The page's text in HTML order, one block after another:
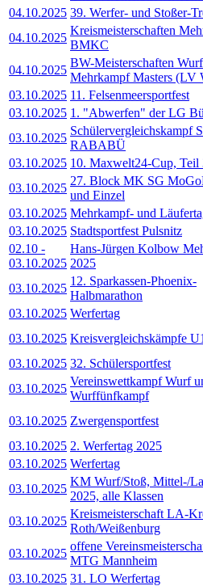
04.10.2025 39. Werfer- und Stoßer-
04.10.2025
Kreismeisterschaften
BMKC
04.10.2025
BW-Meisterschaften
Mehrkampf Masters (LV
03.10.2025 11. Felsenmeersportfest
03.10.2025 1. "Abwerfen" der LG
03.10.2025
Schülervergleichskampf
RABABÜ
03.10.2025 10. Maxwelt24-Cup, Teil
03.10.2025
27. Block MK SG
und Einzel
03.10.2025 Mehrkampf- und
03.10.2025 Stadtsportfest Pulsnitz
02.10 -
03.10.2025
Hans-Jürgen Kolbow
2025
03.10.2025
12. Sparkassen-Phoenix-
Halbmarathon
03.10.2025 Werfertag
03.10.2025 Kreisvergleichskämpfe
03.10.2025 32. Schülersportfest
03.10.2025
Vereinswettkampf Wurf
Wurffünfkampf
03.10.2025 Zwergensportfest
03.10.2025 2. Werfertag 2025
03.10.2025 Werfertag
03.10.2025
KM Wurf/Stoß, Mittel-/
2025, alle Klassen
03.10.2025
Kreismeisterschaft LA-
Roth/Weißenburg
03.10.2025
offene
MTG Mannheim
03.10.2025 31. LO Werfertag